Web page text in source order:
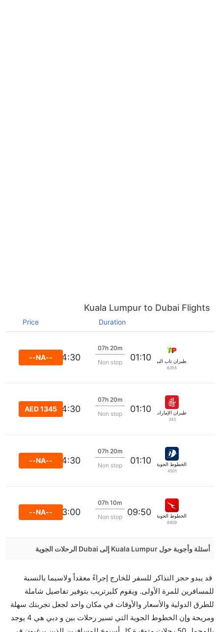
Kuala Lumpur to Dubai Flights
Duration
Price
طيران تاب البرتغال
6355
01:10
07h 20m
Non stop
04:30
--NA--
طيران الإمارات
343
01:10
07h 20m
Non stop
04:30
AED 1345
الخطوط الجوية الماليزية
4501
01:10
07h 20m
Non stop
04:30
--NA--
الخطوط الجوية كانتاس
8409
09:50
07h 10m
Non stop
13:00
--NA--
أسئلة وأجوبة حول Kuala Lumpur إلى Dubai الرحلات الجوية
مباشرة من إلىدبي مما تستغرقه الخطوط الجوية الأخرى؟
نعم. توفر كل من Emirates أسرع رحلات الطيران على هذا
الطريق،
هل توفر شركات الطيران مساحة إضافية للنوم؟
قد يبدو حجز التذاكر للسفر للخارج إجراءً معقداً ولاسيما بالنسبة
للمسافرين للمرة الأولى. ويقوم كليرتريب بتوفير تفاصيل شاملة
للطرق الدولية والأسعار والأوقات في مكان واحد لجعل تجربتك سهلة
ومريحة وإن الخطوط الجوية التي تسير رحلات بين و دبي هي 4 يوجد